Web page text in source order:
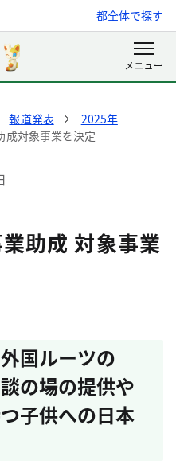
都全体で探す
報道発表
2025年
成対象事業を決定
助成 対象事業
国ルーツの
の場の提供や
子供への日本